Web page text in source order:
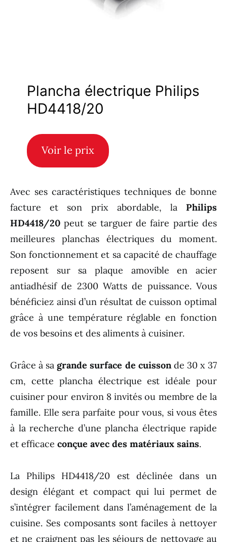
Plancha électrique Philips
HD4418/20
Voir le prix
Avec ses caractéristiques techniques de bonne
facture et son prix abordable, la Philips
HD4418/20 peut se targuer de faire partie des
meilleures planchas électriques du moment.
Son fonctionnement et sa capacité de chauffage
reposent sur sa plaque amovible en acier
antiadhésif de 2300 Watts de puissance. Vous
bénéficiez ainsi d’un résultat de cuisson optimal
grâce à une température réglable en fonction
de vos besoins et des aliments à cuisiner.
Grâce à sagrande surface de cuissonde 30 x 37
cm, cette plancha électrique est idéale pour
cuisiner pour environ 8 invités ou membre de la
famille. Elle sera parfaite pour vous, si vous êtes
à la recherche d’une plancha électrique rapide
et efficace conçue avec des matériaux sains.
La Philips HD4418/20 est déclinée dans un
design élégant et compact qui lui permet de
s’intégrer facilement dans l’aménagement de la
cuisine. Ses composants sont faciles à nettoyer
et ne craignent pas les séjours de nettoyage au